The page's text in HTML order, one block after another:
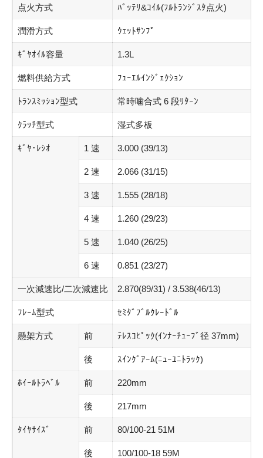
点火方式 ﾊﾞｯﾃﾘ&ｺｲﾙ(ﾌﾙﾄﾗﾝｼﾞｽﾀ点火)
潤滑方式 ｳｪｯﾄｻﾝﾌﾟ
ｷﾞﾔｵｲﾙ容量 1.3L
燃料供給方式 ﾌｭｰｴﾙｲﾝｼﾞｪｸｼｮﾝ
ﾄﾗﾝｽﾐｯｼｮﾝ型式 常時噛合式 6 段ﾘﾀｰﾝ
ｸﾗｯﾁ型式 湿式多板
ｷﾞﾔ･ﾚｼｵ 1 速 3.000 (39/13)
2 速 2.066 (31/15)
3 速 1.555 (28/18)
4 速 1.260 (29/23)
5 速 1.040 (26/25)
6 速 0.851 (23/27)
一次減速比/二次減速比 2.870(89/31) / 3.538(46/13)
ﾌﾚｰﾑ型式 ｾﾐﾀﾞﾌﾞﾙｸﾚｰﾄﾞﾙ
懸架方式 前 ﾃﾚｽｺﾋﾟｯｸ(ｲﾝﾅｰﾁｭｰﾌﾞ径 37mm)
後 ｽｲﾝｸﾞｱｰﾑ(ﾆｭｰﾕﾆﾄﾗｯｸ)
ﾎｲｰﾙﾄﾗﾍﾞﾙ 前 220mm
後 217mm
ﾀｲﾔｻｲｽﾞ 前 80/100-21 51M
後 100/100-18 59M